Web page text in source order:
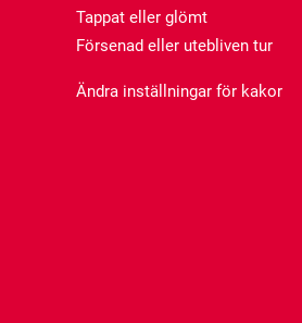
Tappat eller glömt
Försenad eller utebliven tur
Ändra inställningar för kakor